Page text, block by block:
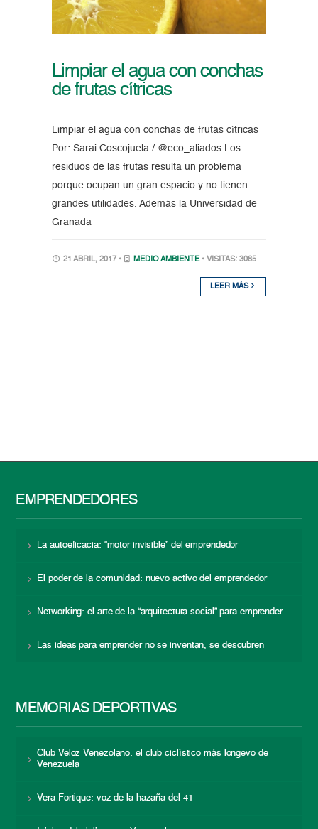
Limpiar el agua con conchas
de frutas cítricas
Limpiar el agua con conchas de frutas cítricas
Por: Sarai Coscojuela / @eco_aliados Los
residuos de las frutas resulta un problema
porque ocupan un gran espacio y no tienen
grandes utilidades. Además la Universidad de
Granada
21 ABRIL, 2017 • MEDIO AMBIENTE • VISITAS: 3085
LEER MÁS
EMPRENDEDORES
La autoeficacia: “motor invisible” del emprendedor
El poder de la comunidad: nuevo activo del emprendedor
Networking: el arte de la “arquitectura social” para emprender
Las ideas para emprender no se inventan, se descubren
MEMORIAS DEPORTIVAS
Club Veloz Venezolano: el club ciclístico más longevo de
Venezuela
Vera Fortique: voz de la hazaña del 41